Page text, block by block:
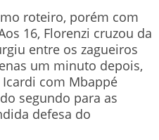
roteiro, porém com
16, Florenzi cruzou da
entre os zagueiros
um minuto depois,
com Mbappé
segundo para as
defesa do